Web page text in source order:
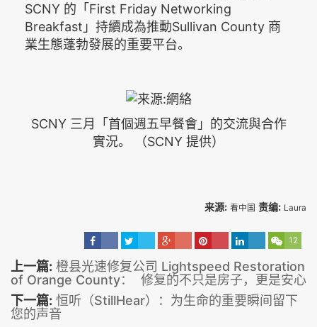
SCNY 的「First Friday Networking
Breakfast」持續成為推動Sullivan County 商
業生態蓬勃發展的重要平台。
SCNY 三月「首個週五早餐會」的交流與合作
實況。 （SCNY 提供）
来源: 看中国 责编: Laura
12
上一篇: 橙县光速修复公司 Lightspeed Restoration
of Orange County： 修复的不只是房子，更是安心
下一篇: 恒听（StillHear）：为生命的重要瞬间留下
您的声音